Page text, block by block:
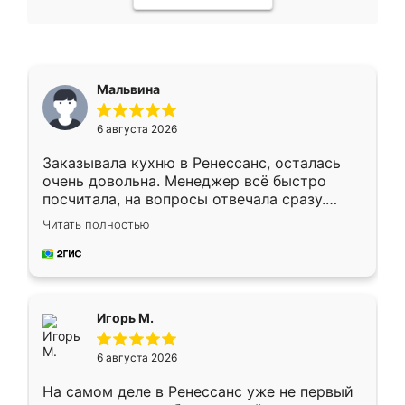
Мальвина
6 августа 2026
Заказывала кухню в Ренессанс, осталась
очень довольна. Менеджер всё быстро
посчитала, на вопросы отвечала сразу.
Замерщик приехал в субботу, подошёл к
делу со всей ответственностью. Собрали
за день, ребята работали аккуратно, даже
Читать полностью
Игорь М.
6 августа 2026
На самом деле в Ренессанс уже не первый